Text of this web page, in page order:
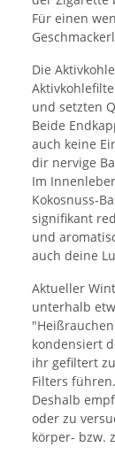
Für einen
Die
und setzten
Beide
auch keine
dir nervige
Im
Kokosnuss-
signifikant
und
auch deine
Aktueller
unterhalb
kondensiert
ihr gefiltert
Filters führen.
Deshalb
oder zu
körper- bzw.